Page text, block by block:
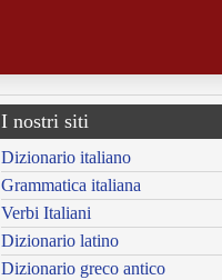
I nostri siti
Dizionario italiano
Grammatica italiana
Verbi Italiani
Dizionario latino
Dizionario greco antico